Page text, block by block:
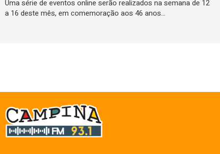
Uma série de eventos online serão realizados na semana de 12
a 16 deste mês, em comemoração aos 46 anos…